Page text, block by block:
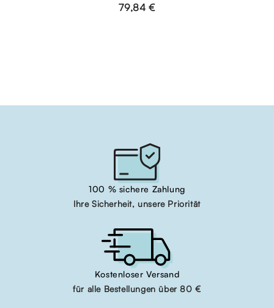
79,84 €
100 % sichere Zahlung
Ihre Sicherheit, unsere Priorität
Kostenloser Versand
für alle Bestellungen über 80 €